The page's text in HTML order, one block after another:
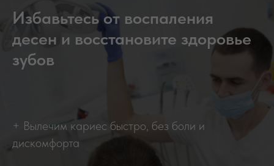
Избавьтесь от воспаления
десен и восстановите здоровье
зубов
+ Вылечим кариес быстро, без боли и
дискомфорта